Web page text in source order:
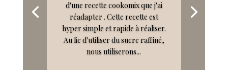
d'une recette cookomix que j'ai
réadapter . Cette recette est
hyper simple et rapide à réaliser.
Au lie d'utiliser du sucre raffiné,
nous utiliserons...